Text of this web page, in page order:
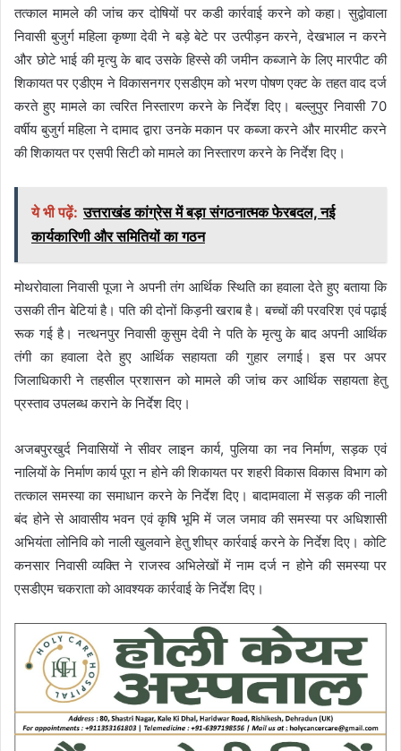
तत्काल मामले की जांच कर दोषियों पर कडी कार्रवाई करने को कहा। सुद्वोवाला
निवासी बुजुर्ग महिला कृष्णा देवी ने बड़े बेटे पर उत्पीड़न करने, देखभाल न करने
और छोटे भाई की मृत्यु के बाद उसके हिस्से की जमीन कब्जाने के लिए मारपीट की
शिकायत पर एडीएम ने विकासनगर एसडीएम को भरण पोषण एक्ट के तहत वाद दर्ज
करते हुए मामले का त्वरित निस्तारण करने के निर्देश दिए। बल्लुपुर निवासी 70
वर्षीय बुजुर्ग महिला ने दामाद द्वारा उनके मकान पर कब्जा करने और मारमीट करने
की शिकायत पर एसपी सिटी को मामले का निस्तारण करने के निर्देश दिए।
ये भी पढ़ें: उत्तराखंड कांग्रेस में बड़ा संगठनात्मक फेरबदल, नई
कार्यकारिणी और समितियों का गठन
मोथरोवाला निवासी पूजा ने अपनी तंग आर्थिक स्थिति का हवाला देते हुए बताया कि
उसकी तीन बेटियां है। पति की दोनों किड़नी खराब है। बच्चों की परवरिश एवं पढ़ाई
रूक गई है। नत्थनपुर निवासी कुसुम देवी ने पति के मृत्यु के बाद अपनी आर्थिक
तंगी का हवाला देते हुए आर्थिक सहायता की गुहार लगाई। इस पर अपर
जिलाधिकारी ने तहसील प्रशासन को मामले की जांच कर आर्थिक सहायता हेतु
प्रस्ताव उपलब्ध कराने के निर्देश दिए।
अजबपुरखुर्द निवासियों ने सीवर लाइन कार्य, पुलिया का नव निर्माण, सड़क एवं
नालियों के निर्माण कार्य पूरा न होने की शिकायत पर शहरी विकास विकास विभाग को
तत्काल समस्या का समाधान करने के निर्देश दिए। बादामवाला में सड़क की नाली
बंद होने से आवासीय भवन एवं कृषि भूमि में जल जमाव की समस्या पर अधिशासी
अभियंता लोनिवि को नाली खुलवाने हेतु शीघ्र कार्रवाई करने के निर्देश दिए। कोटि
कनसार निवासी व्यक्ति ने राजस्व अभिलेखों में नाम दर्ज न होने की समस्या पर
एसडीएम चकराता को आवश्यक कार्रवाई के निर्देश दिए।